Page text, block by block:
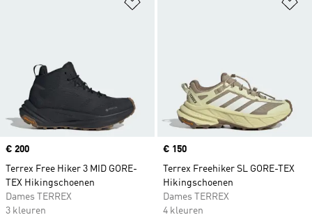
Price
€ 200
Terrex Free Hiker 3 MID GORE-
TEX Hikingschoenen
Dames TERREX
3 kleuren
Price
€ 150
Terrex Freehiker SL GORE-TEX
Hikingschoenen
Dames TERREX
4 kleuren